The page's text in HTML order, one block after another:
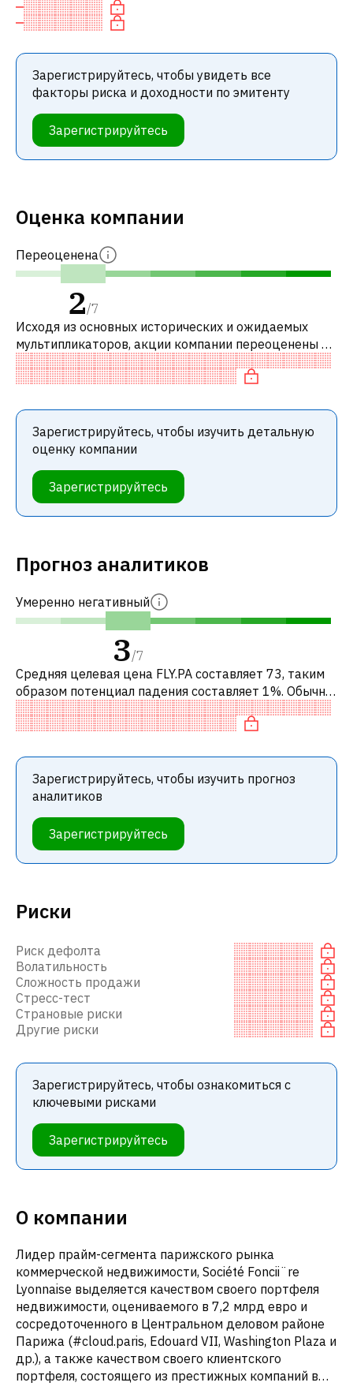
Зарегистрируйтесь, чтобы увидеть все
факторы риска и доходности по эмитенту
Зарегистрируйтесь
Риски
Риск дефолта
Волатильность
Сложность продажи
Стресс-тест
Страновые риски
Другие риски
Зарегистрируйтесь, чтобы ознакомиться с
ключевыми рисками
Зарегистрируйтесь
О компании
Лидер прайм-сегмента парижского рынка
коммерческой недвижимости, Société Foncii¨re
Lyonnaise выделяется качеством своего портфеля
недвижимости, оцениваемого в 7,2 млрд евро и
сосредоточенного в Центральном деловом районе
Парижа (#cloud.paris, Edouard VII, Washington Plaza и
др.), а также качеством своего клиентского
портфеля, состоящего из престижных компаний в
Оценка компании
Переоценена
2/7
Исходя из основных исторических и ожидаемых
мультипликаторов, акции компании переоценены по
сравнению с аналогичными компаниями. В
частности, акция компании разумно оцене
Зарегистрируйтесь, чтобы изучить детальную
оценку компании
Зарегистрируйтесь
Прогноз аналитиков
Умеренно негативный
3/7
Средняя целевая цена FLY.PA составляет 73, таким
образом потенциал падения составляет 1%. Обычно
это означает рекомендацию «ПРОДАВАТЬ» среди
инвестиционных компаний или р
Зарегистрируйтесь, чтобы изучить прогноз
аналитиков
Зарегистрируйтесь